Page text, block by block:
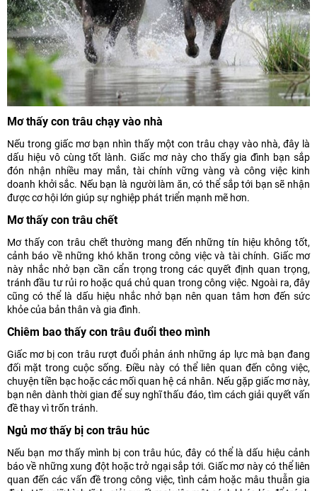
Mơ thấy con trâu chạy vào nhà
Nếu trong giấc mơ bạn nhìn thấy một con trâu chạy vào nhà, đây là
dấu hiệu vô cùng tốt lành. Giấc mơ này cho thấy gia đình bạn sắp
đón nhận nhiều may mắn, tài chính vững vàng và công việc kinh
doanh khởi sắc. Nếu bạn là người làm ăn, có thể sắp tới bạn sẽ nhận
được cơ hội lớn giúp sự nghiệp phát triển mạnh mẽ hơn.
Mơ thấy con trâu chết
Mơ thấy con trâu chết thường mang đến những tín hiệu không tốt,
cảnh báo về những khó khăn trong công việc và tài chính. Giấc mơ
này nhắc nhở bạn cần cẩn trọng trong các quyết định quan trọng,
tránh đầu tư rủi ro hoặc quá chủ quan trong công việc. Ngoài ra, đây
cũng có thể là dấu hiệu nhắc nhở bạn nên quan tâm hơn đến sức
khỏe của bản thân và gia đình.
Chiêm bao thấy con trâu đuổi theo mình
Giấc mơ bị con trâu rượt đuổi phản ánh những áp lực mà bạn đang
đối mặt trong cuộc sống. Điều này có thể liên quan đến công việc,
chuyện tiền bạc hoặc các mối quan hệ cá nhân. Nếu gặp giấc mơ này,
bạn nên dành thời gian để suy nghĩ thấu đáo, tìm cách giải quyết vấn
đề thay vì trốn tránh.
Ngủ mơ thấy bị con trâu húc
Nếu bạn mơ thấy mình bị con trâu húc, đây có thể là dấu hiệu cảnh
báo về những xung đột hoặc trở ngại sắp tới. Giấc mơ này có thể liên
quan đến các vấn đề trong công việc, tình cảm hoặc mâu thuẫn gia